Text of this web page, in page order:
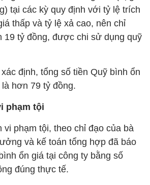
tại các kỳ quy định với tỷ lệ trích
thấp và tỷ lệ xả cao, nên chỉ
19 tỷ đồng, được chi sử dụng quỹ
định, tổng số tiền Quỹ bình ổn
hơn 79 tỷ đồng.
phạm tội
vi phạm tội, theo chỉ đạo của bà
và kế toán tổng hợp đã báo
ổn giá tại công ty bằng số
đúng thực tế.